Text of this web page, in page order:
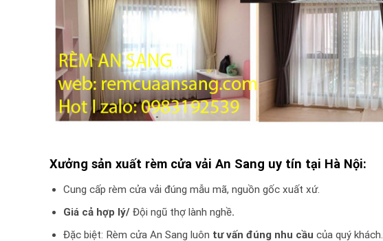
Xưởng sản xuất rèm cửa vải An Sang uy tín tại Hà Nội:
Cung cấp rèm cửa vải đúng mẫu mã, nguồn gốc xuất xứ.
Giá cả hợp lý/ Đội ngũ thợ lành nghề.
Đặc biệt: Rèm cửa An Sang luôn tư vấn đúng nhu cầu của quý khách.